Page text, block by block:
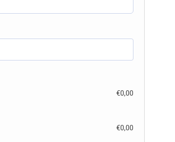
€0,00
€0,00